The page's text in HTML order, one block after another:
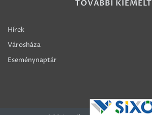
TOVÁBBI KIEMELT
Hírek
Városháza
Eseménynaptár